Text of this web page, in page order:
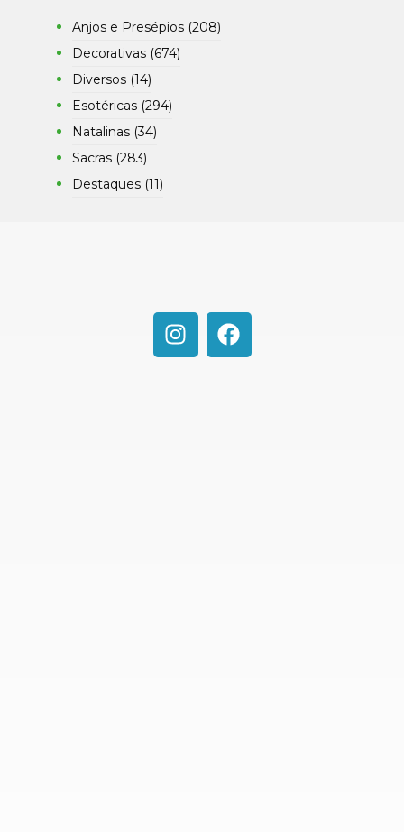
Anjos e Presépios (208)
Decorativas (674)
Diversos (14)
Esotéricas (294)
Natalinas (34)
Sacras (283)
Destaques (11)